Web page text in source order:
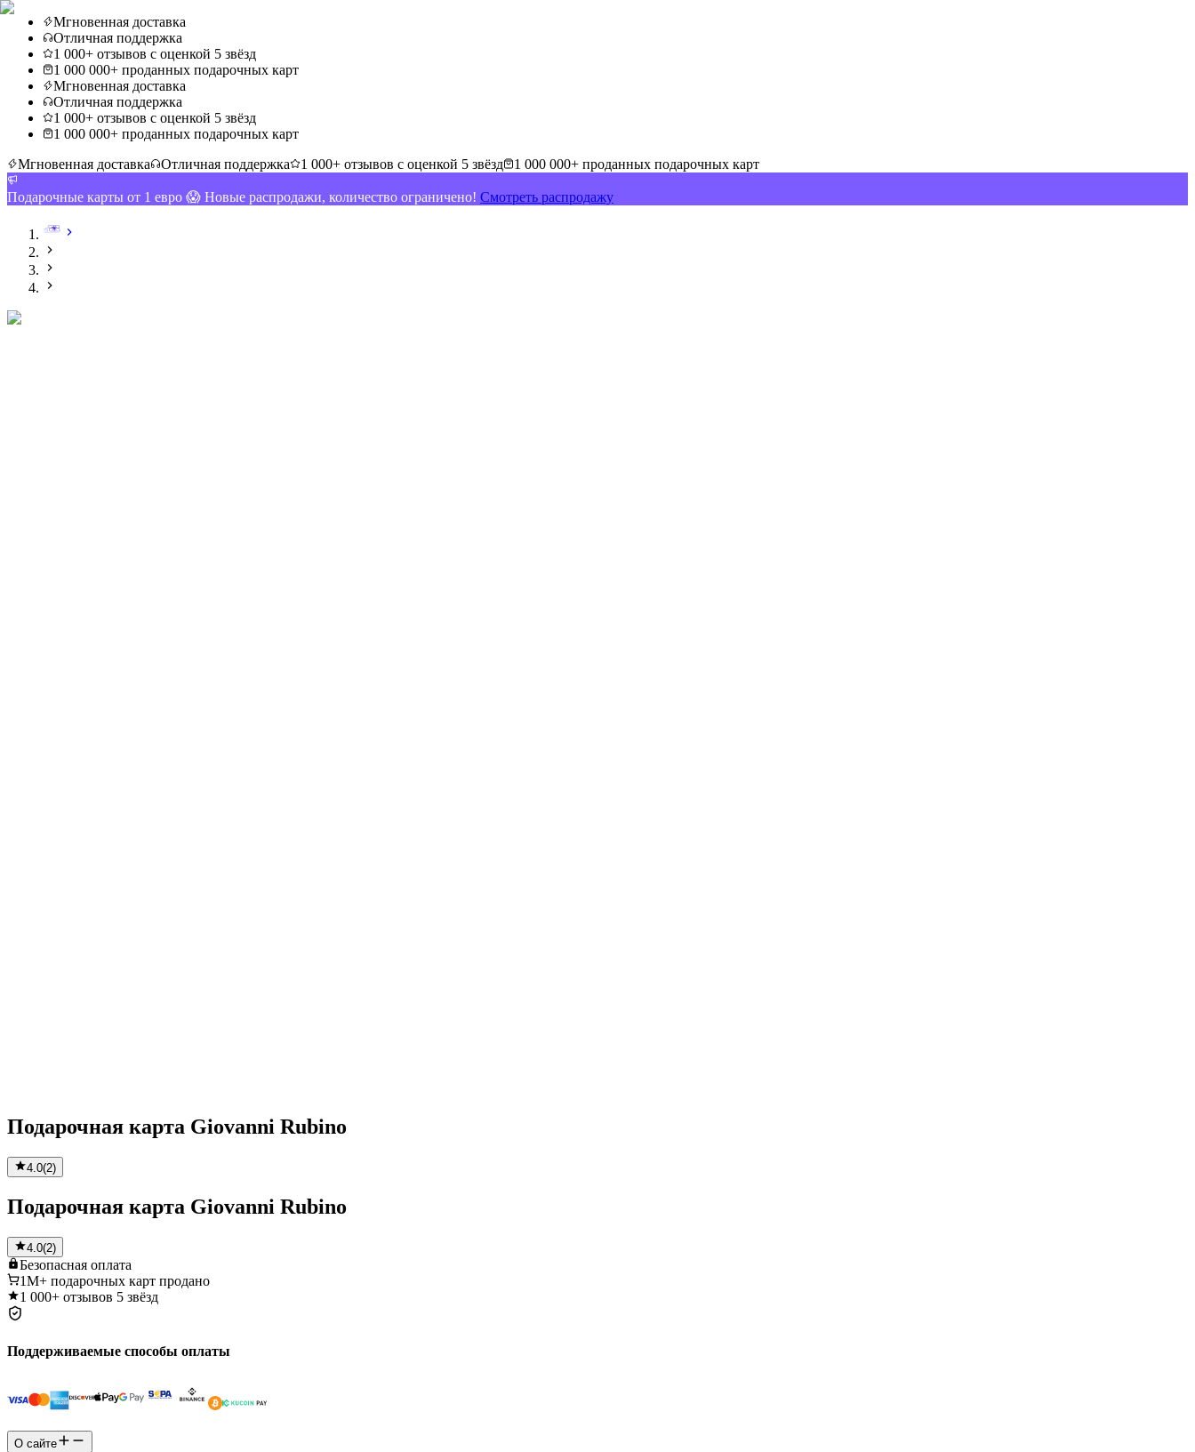
Мгновенная доставка
Отличная поддержка
1 000+ отзывов с оценкой 5 звёзд
1 000 000+ проданных подарочных карт
Мгновенная доставка
Отличная поддержка
1 000+ отзывов с оценкой 5 звёзд
1 000 000+ проданных подарочных карт
Мгновенная доставка
Отличная поддержка 1 000+ отзывов с оценкой 5 звёзд 1 000 000+ проданных подарочных карт
Подарочные карты от 1 евро 😱 Новые распродажи, количество ограничено! Смотреть распродажу
Подарочная карта Giovanni Rubino
4.0(2)
Подарочная карта Giovanni Rubino
4.0(2)
Безопасная оплата
1M+ подарочных карт продано
1 000+ отзывов 5 звёзд
Поддерживаемые способы оплаты
О сайте